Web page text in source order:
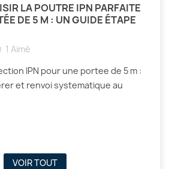
LA POUTRE IPN PARFAITE
DE 5 M : UN GUIDE ÉTAPE
1 Aimé
IPN pour une portee de 5 m :
et renvoi systematique au
VOIR TOUT